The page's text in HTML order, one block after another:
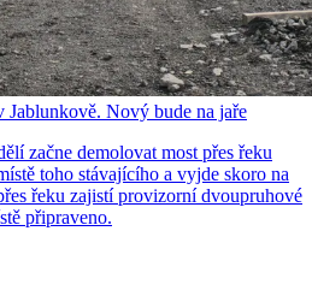
Jablunkově. Nový bude na jaře
začne demolovat most přes řeku
toho stávajícího a vyjde skoro na
řeku zajistí provizorní dvoupruhové
připraveno.